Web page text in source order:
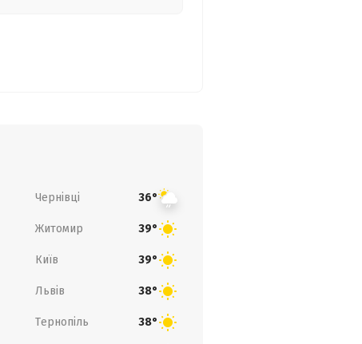
Чернівці 36°
Житомир 39°
Київ 39°
Львів 38°
Тернопіль 38°